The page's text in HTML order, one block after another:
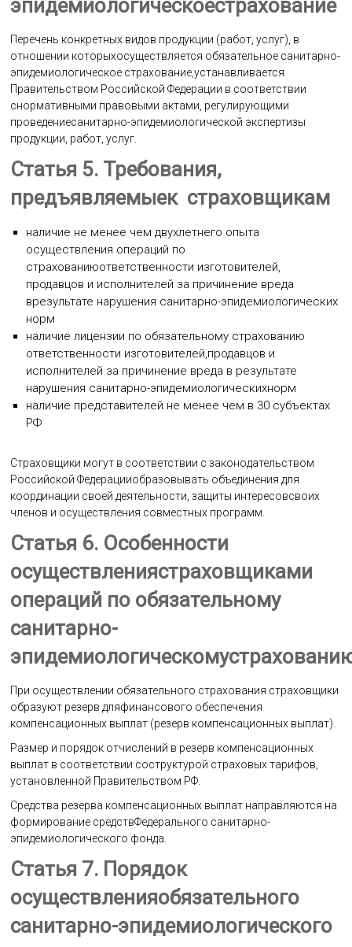
эпидемиологическоестрахование
Перечень конкретных видов продукции (работ, услуг), в
отношении которыхосуществляется обязательное санитарно-
эпидемиологическое страхование,устанавливается
Правительством Российской Федерации в соответствии
снормативными правовыми актами, регулирующими
проведениесанитарно-эпидемиологической экспертизы
продукции, работ, услуг.
Статья 5. Требования,
предъявляемыек страховщикам
наличие не менее чем двухлетнего опыта
осуществления операций по
страхованиюответственности изготовителей,
продавцов и исполнителей за причинение вреда
врезультате нарушения санитарно-эпидемиологических
норм
наличие лицензии по обязательному страхованию
ответственности изготовителей,продавцов и
исполнителей за причинение вреда в результате
нарушения санитарно-эпидемиологическихнорм
наличие представителей не менее чем в 30 субъектах
РФ
Страховщики могут в соответствии с законодательством
Российской Федерацииобразовывать объединения для
координации своей деятельности, защиты интересовсвоих
членов и осуществления совместных программ.
Статья 6. Особенности
осуществлениястраховщиками
операций по обязательному
санитарно-
При осуществлении обязательного страхования страховщики
образуют резерв дляфинансового обеспечения
компенсационных выплат (резерв компенсационных выплат).
Размер и порядок отчислений в резерв компенсационных
выплат в соответствии соструктурой страховых тарифов,
установленной Правительством РФ.
Средства резерва компенсационных выплат направляются на
формирование средствФедерального санитарно-
эпидемиологического фонда.
Статья 7. Порядок
осуществленияобязательного
санитарно-эпидемиологического